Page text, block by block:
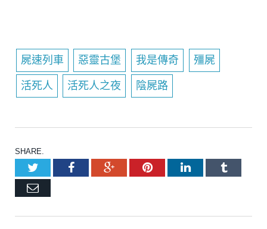
屍速列車 惡靈古堡 我是傳奇 殭屍
活死人 活死人之夜 陰屍路
SHARE.
TwitterFacebookGoogle+PinterestLinkedInTumblr
Email